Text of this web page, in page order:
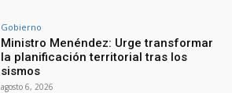
Gobierno
Ministro Menéndez: Urge transformar
la planificación territorial tras los
sismos
agosto 6, 2026